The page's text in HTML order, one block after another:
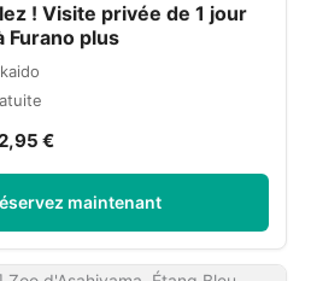
! Visite privée de 1 jour
Furano plus
€
maintenant